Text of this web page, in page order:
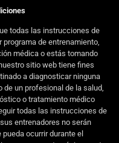
todas las instrucciones de
de entrenamiento,
médica o estás tomando
sitio web tiene fines
a diagnosticar ninguna
un profesional de la salud,
o tratamiento médico
todas las instrucciones de
entrenadores no serán
ocurrir durante el